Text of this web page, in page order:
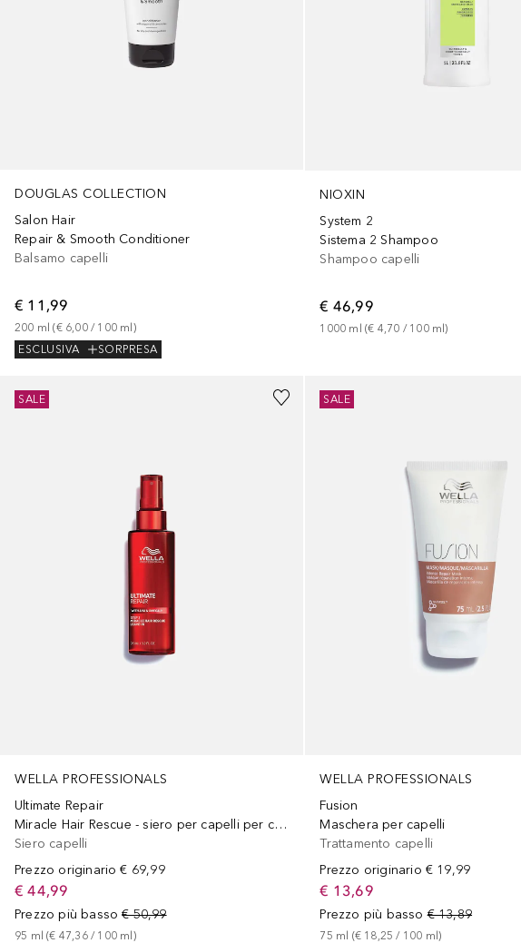
DOUGLAS COLLECTION
Salon Hair
Repair & Smooth Conditioner
Balsamo capelli
€ 11,99
200 ml (€ 6,00 / 100 ml )
ESCLUSIVA
SORPRESA
NIOXIN
System 2
Sistema 2 Shampoo
Shampoo capelli
€ 46,99
1000 ml (€ 4,70 / 100 ml)
WELLA PROFESSIONALS
Ultimate Repair
Miracle Hair Rescue - siero per capelli per capelli danneggiati
Siero capelli
Prezzo originario € 69,99
€ 44,99
Prezzo più basso € 50,99
95 ml (€ 47,36 / 100 ml)
SALE
WELLA PROFESSIONALS
Fusion
Maschera per capelli
Trattamento capelli
Prezzo originario € 19,99
€ 13,69
Prezzo più basso € 13,89
75 ml (€ 18,25 / 100 ml)
SALE